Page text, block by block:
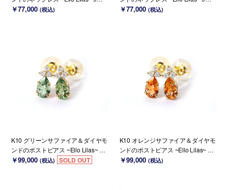
誕生石(K18 変更可能)
￥77,000 (税込)
誕生石(K18 変更可能)
￥77,000 (税込)
K10 グリーンサファイア＆ダイヤモ
ンドのポストピアス ~Ello Lilas~ 9
月誕生石(K18変更可能)
￥99,000 (税込) SOLD OUT
K10 オレンジサファイア＆ダイヤモ
ンドのポストピアス ~Ello Lilas~ 9
月誕生石(K18変更可能)
￥99,000 (税込)